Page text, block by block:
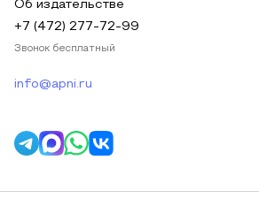
Об издательстве
+7 (472) 277-72-99
Звонок бесплатный
info@apni.ru